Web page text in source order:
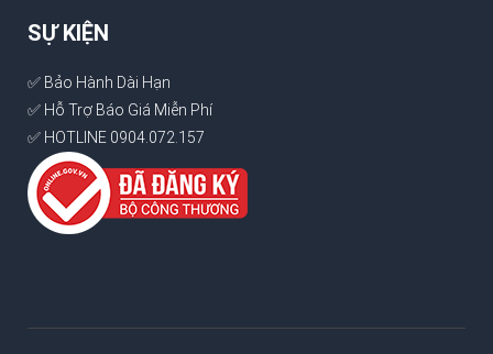
SỰ KIỆN
✅ Bảo Hành Dài Hạn
✅ Hỗ Trợ Báo Giá Miễn Phí
✅ HOTLINE 0904.072.157